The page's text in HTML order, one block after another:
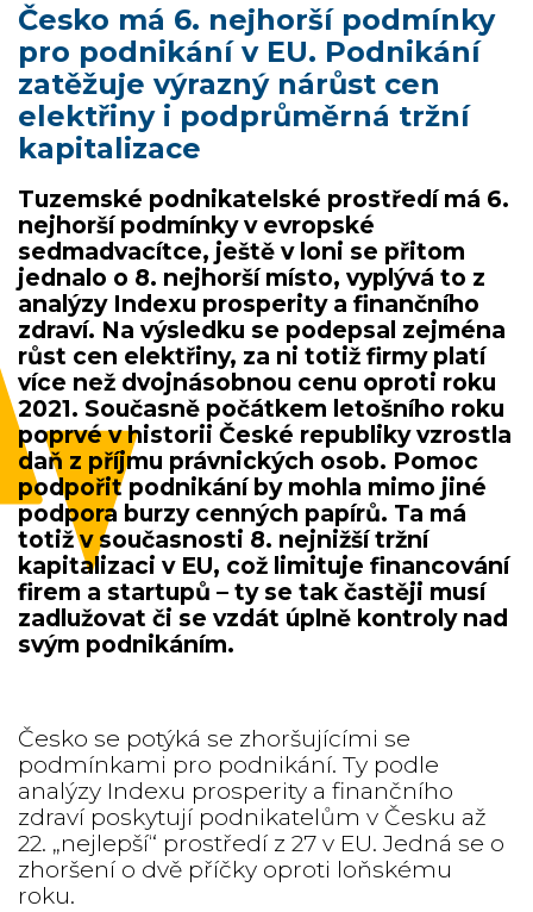
Česko má 6. nejhorší podmínky
pro podnikání v EU. Podnikání
zatěžuje výrazný nárůst cen
elektřiny i podprůměrná tržní
kapitalizace
Tuzemské podnikatelské prostředí má 6.
nejhorší podmínky v evropské
sedmadvacítce, ještě v loni se přitom
jednalo o 8. nejhorší místo, vyplývá to z
analýzy Indexu prosperity a finančního
zdraví. Na výsledku se podepsal zejména
růst cen elektřiny, za ni totiž firmy platí
více než dvojnásobnou cenu oproti roku
2021. Současně počátkem letošního roku
poprvé v historii České republiky vzrostla
daň z příjmu právnických osob. Pomoc
podpořit podnikání by mohla mimo jiné
podpora burzy cenných papírů. Ta má
totiž v současnosti 8. nejnižší tržní
kapitalizaci v EU, což limituje financování
firem a startupů – ty se tak častěji musí
zadlužovat či se vzdát úplně kontroly nad
svým podnikáním.
Česko se potýká se zhoršujícími se
podmínkami pro podnikání. Ty podle
analýzy Indexu prosperity a finančního
zdraví poskytují podnikatelům v Česku až
22. „nejlepší“ prostředí z 27 v EU. Jedná se o
zhoršení o dvě příčky oproti loňskému
roku.